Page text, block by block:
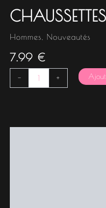
Hommes Nouveautés
7.99 €
- +